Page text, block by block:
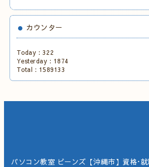
カウンター
Today : 322
Yesterday : 1874
Total : 1589133
パソコン教室 ビーンズ【沖縄市】資格･